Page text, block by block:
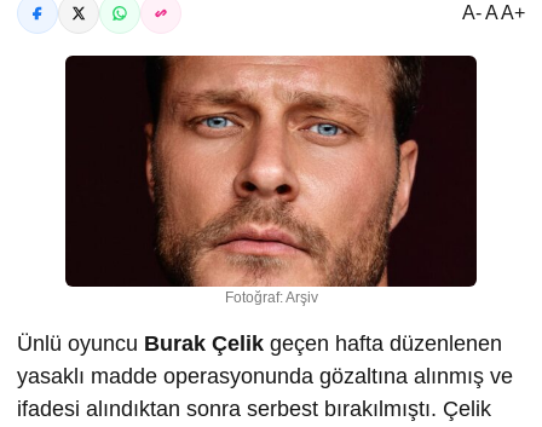
A- A A+
Fotoğraf: Arşiv
Ünlü oyuncu Burak Çelik geçen hafta düzenlenen
yasaklı madde operasyonunda gözaltına alınmış ve
ifadesi alındıktan sonra serbest bırakılmıştı. Çelik